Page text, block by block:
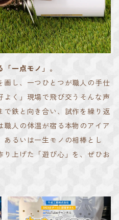
一点モノ」。
画し、一つひとつが職人の手仕
よく」現場で飛び交うそんな声
で鉄と向き合い、試作を繰り返
職人の体温が宿る本物のアイア
あるいは一生モノの相棒とし
り上げた「遊び心」を、ぜひお